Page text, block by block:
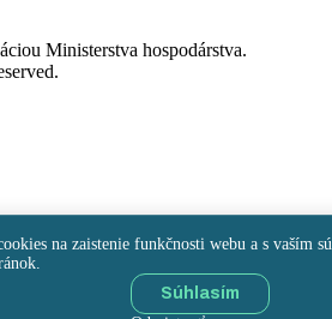
Ministerstva hospodárstva.
na zaistenie funkčnosti webu a s vaším
Súhlasím